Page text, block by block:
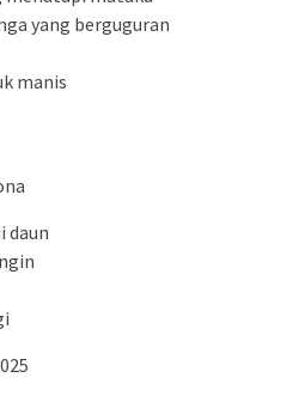
yang berguguran
manis
daun